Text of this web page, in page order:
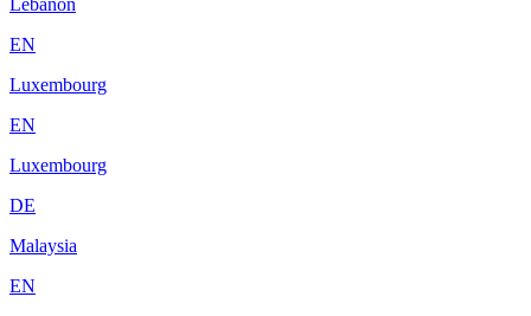
Lebanon
EN
Luxembourg
EN
Luxembourg
DE
Malaysia
EN